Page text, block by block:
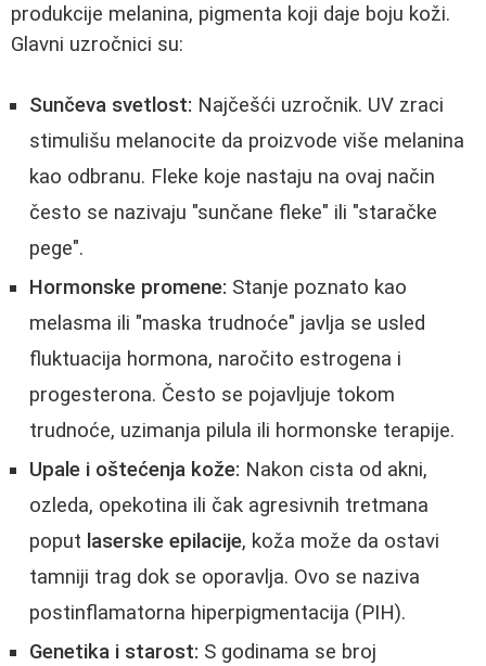
produkcije melanina, pigmenta koji daje boju koži.
Glavni uzročnici su:
Sunčeva svetlost: Najčešći uzročnik. UV zraci
stimulišu melanocite da proizvode više melanina
kao odbranu. Fleke koje nastaju na ovaj način
često se nazivaju "sunčane fleke" ili "staračke
pege".
Hormonske promene: Stanje poznato kao
melasma ili "maska trudnoće" javlja se usled
fluktuacija hormona, naročito estrogena i
progesterona. Često se pojavljuje tokom
trudnoće, uzimanja pilula ili hormonske terapije.
Upale i oštećenja kože: Nakon cista od akni,
ozleda, opekotina ili čak agresivnih tretmana
poput laserske epilacije, koža može da ostavi
tamniji trag dok se oporavlja. Ovo se naziva
postinflamatorna hiperpigmentacija (PIH).
Genetika i starost: S godinama se broj